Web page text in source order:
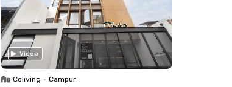
Video
Coliving • Campur